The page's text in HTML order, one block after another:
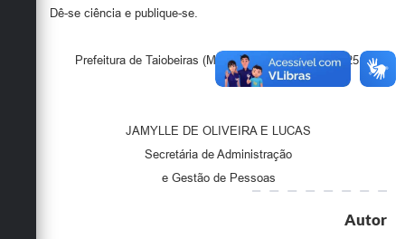
Dê-se ciência e publique-se.
Prefeitura de Taiobeiras (MG), em 09 de maio de 2025.
JAMYLLE DE OLIVEIRA E LUCAS
Secretária de Administração
e Gestão de Pessoas
Autor